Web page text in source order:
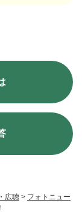
広聴 > フォトニュー